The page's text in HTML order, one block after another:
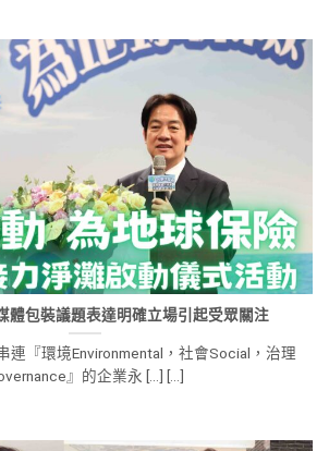
體包裝議題表達明確立場引起受眾關注
連『環境Environmental，社會Social，治理
』的企業永 [...] [...]